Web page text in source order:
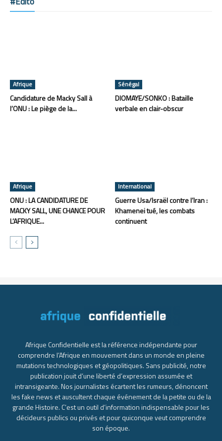
Afrique
Candidature de Macky Sall à
l’ONU : Le piège de la...
Sénégal
DIOMAYE/SONKO : Bataille
verbale en clair-obscur
Afrique
ONU : LA CANDIDATURE DE
MACKY SALL, UNE CHANCE POUR
L’AFRIQUE...
International
Guerre Usa/Israël contre l’Iran :
Khamenei tué, les combats
continuent
Afrique Confidentielle est la référence indépendante pour
comprendre l’Afrique en mouvement dans un monde en pleine
mutations technologiques et géopolitiques. Sans publicité, notre
publication jouit d’une liberté d’expression assumée et
intransigeante. Nos journalistes écartent les rumeurs, dénoncent
les fake news et auscultent chaque événement de la petite ou de la
grande Histoire. C’est un outil d’information indispensable pour les
décideurs publics ou privés et pour quiconque veut comprendre
son époque.